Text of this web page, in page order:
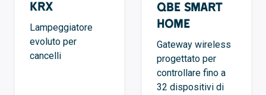
KRX
Lampeggiatore
evoluto per
cancelli
QBE Smart
Home
Gateway wireless
progettato per
controllare fino a
32 dispositivi di